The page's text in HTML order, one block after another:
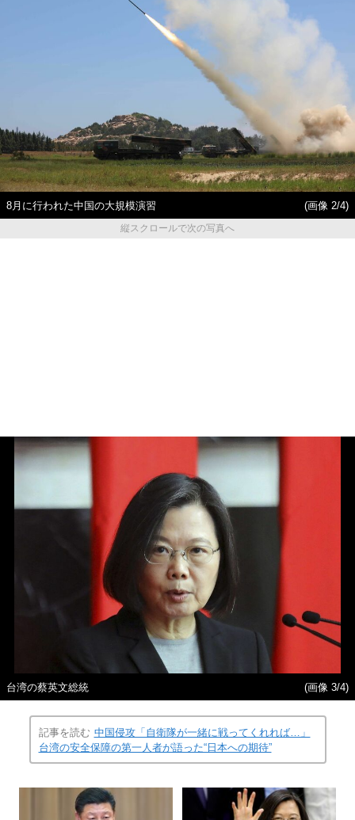
8月に行われた中国の大規模演習
(画像 2/4)
縦スクロールで次の写真へ
台湾の蔡英文総統 (画像 3/4)
記事を読む 中国侵攻「自衛隊が一緒に戦ってくれれば…」
台湾の安全保障の第一人者が語った“日本への期待”